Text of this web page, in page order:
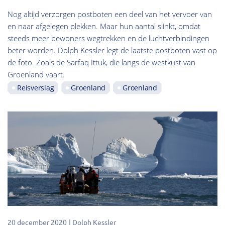
Nog altijd verzorgen postboten een deel van het vervoer van
en naar afgelegen plekken. Maar hun aantal slinkt, omdat
steeds meer bewoners wegtrekken en de luchtverbindingen
beter worden. Dolph Kessler legt de laatste postboten vast op
de foto. Zoals de Sarfaq Ittuk, die langs de westkust van
Groenland vaart.
Reisverslag Groenland Groenland
20 december 2020 Dolph Kessler